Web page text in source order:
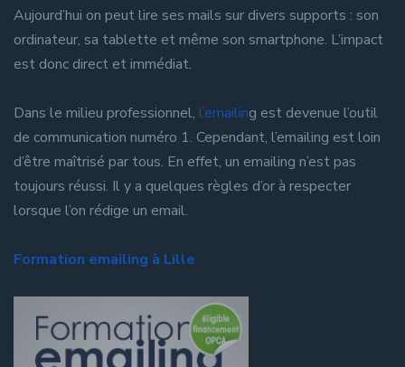
Aujourd’hui on peut lire ses mails sur divers supports : son
ordinateur, sa tablette et même son smartphone. L’impact
est donc direct et immédiat.
Dans le milieu professionnel, l’emailing est devenue l’outil
de communication numéro 1. Cependant, l’emailing est loin
d’être maîtrisé par tous. En effet, un emailing n’est pas
toujours réussi. Il y a quelques règles d’or à respecter
lorsque l’on rédige un email.
Formation emailing à Lille